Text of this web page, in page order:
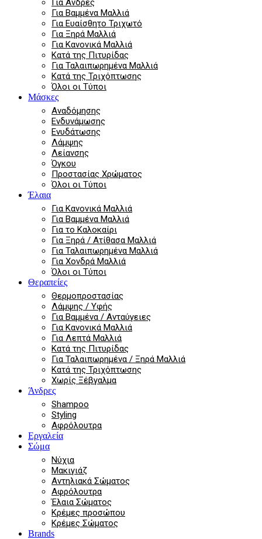
Για Άνδρες
Για Βαμμένα Μαλλιά
Για Ευαίσθητο Τριχωτό
Για Ξηρά Μαλλιά
Για Κανονικά Μαλλιά
Κατά της Πιτυρίδας
Για Ταλαιπωρημένα Μαλλιά
Κατά της Τριχόπτωσης
Όλοι οι Τύποι
Μάσκες
Αναδόμησης
Ενδυνάμωσης
Ενυδάτωσης
Λάμψης
Λείανσης
Όγκου
Προστασίας Χρώματος
Όλοι οι Τύποι
Έλαια
Για Κανονικά Μαλλιά
Για Βαμμένα Μαλλιά
Για το Καλοκαίρι
Για Ξηρά / Ατίθασα Μαλλιά
Για Ταλαιπωρημένα Μαλλιά
Για Χονδρά Μαλλιά
Όλοι οι Τύποι
Θεραπείες
Θερμοπροστασίας
Λάμψης / Υφής
Για Βαμμένα / Ανταύγειες
Για Κανονικά Μαλλιά
Για Λεπτά Μαλλιά
Κατά της Πιτυρίδας
Για Ταλαιπωρημένα / Ξηρά Μαλλιά
Κατά της Τριχόπτωσης
Χωρίς Ξέβγαλμα
Άνδρες
Shampoo
Styling
Αφρόλουτρα
Εργαλεία
Σώμα
Νύχια
Μακιγιάζ
Αντηλιακά Σώματος
Αφρόλουτρα
Έλαια Σώματος
Κρέμες προσώπου
Κρέμες Σώματος
Brands